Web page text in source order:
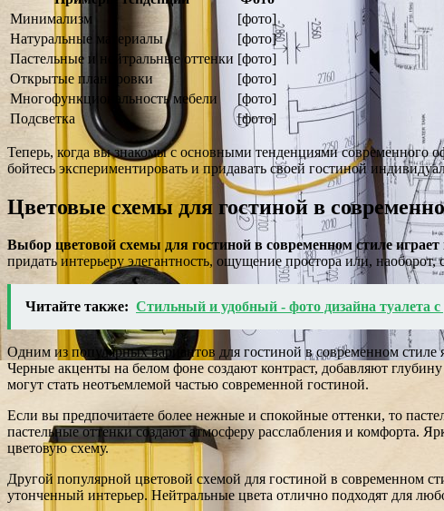
Минимализм
[фото]
Натуральные материалы
[фото]
Пастельные и нейтральные оттенки [фото]
Открытые планировки
[фото]
Многофункциональность мебели
[фото]
Подсветка
[фото]
Теперь, когда вы знакомы с основными тенденциями современного
бойтесь экспериментировать и придавать своей гостиной
Цветовые схемы для гостиной в
Выбор цветовой схемы для гостиной в современном стиле
придать интерьеру элегантность, ощущение простора или,
Читайте также: Стильный и удобный - фото дизайна туалета
Одним из популярных вариантов для гостиной в современном стиле
Черные акценты на белом фоне создают контраст, добавляют
могут стать неотъемлемой частью современной гостиной.
Если вы предпочитаете более нежные и спокойные оттенки, то
пастельные оттенки создают атмосферу расслабления и комфорта.
цветовую схему.
Другой популярной цветовой схемой для гостиной в современном
утонченный интерьер. Нейтральные цвета отлично подходят для